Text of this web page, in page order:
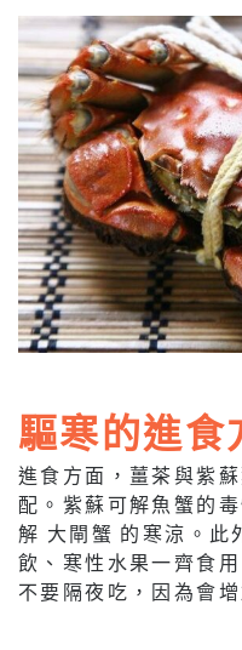
驅寒的進食
進食方面，薑茶與紫
配。紫蘇可解魚蟹的
解 大閘蟹 的寒涼。此
飲、寒性水果一齊食
不要隔夜吃，因為會增